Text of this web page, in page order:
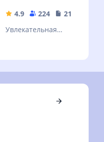
4.9 224
21.8 MB
Увлекательная